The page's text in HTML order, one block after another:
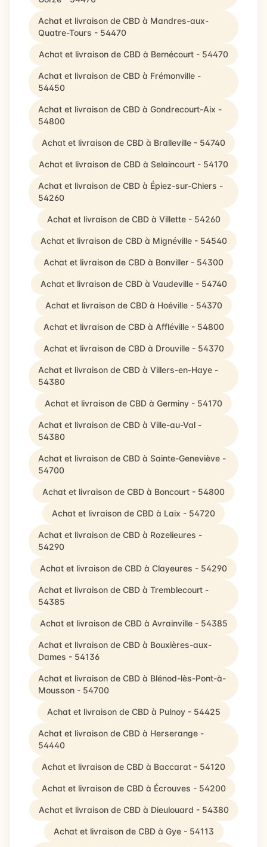
Achat et livraison de CBD à Mandres-aux-
Quatre-Tours - 54470
Achat et livraison de CBD à Bernécourt - 54470
Achat et livraison de CBD à Frémonville -
54450
Achat et livraison de CBD à Gondrecourt-Aix -
54800
Achat et livraison de CBD à Bralleville - 54740
Achat et livraison de CBD à Selaincourt - 54170
Achat et livraison de CBD à Épiez-sur-Chiers -
54260
Achat et livraison de CBD à Villette - 54260
Achat et livraison de CBD à Mignéville - 54540
Achat et livraison de CBD à Bonviller - 54300
Achat et livraison de CBD à Vaudeville - 54740
Achat et livraison de CBD à Hoéville - 54370
Achat et livraison de CBD à Affléville - 54800
Achat et livraison de CBD à Drouville - 54370
Achat et livraison de CBD à Villers-en-Haye -
54380
Achat et livraison de CBD à Germiny - 54170
Achat et livraison de CBD à Ville-au-Val -
54380
Achat et livraison de CBD à Sainte-Geneviève -
54700
Achat et livraison de CBD à Boncourt - 54800
Achat et livraison de CBD à Laix - 54720
Achat et livraison de CBD à Rozelieures -
54290
Achat et livraison de CBD à Clayeures - 54290
Achat et livraison de CBD à Tremblecourt -
54385
Achat et livraison de CBD à Avrainville - 54385
Achat et livraison de CBD à Bouxières-aux-
Dames - 54136
Achat et livraison de CBD à Blénod-lès-Pont-à-
Mousson - 54700
Achat et livraison de CBD à Pulnoy - 54425
Achat et livraison de CBD à Herserange -
54440
Achat et livraison de CBD à Baccarat - 54120
Achat et livraison de CBD à Écrouves - 54200
Achat et livraison de CBD à Dieulouard - 54380
Achat et livraison de CBD à Gye - 54113